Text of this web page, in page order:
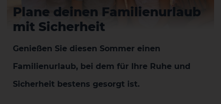
Plane deinen Familienurlaub
mit Sicherheit
Genießen Sie diesen Sommer einen
Familienurlaub, bei dem für Ihre Ruhe und
Sicherheit bestens gesorgt ist.